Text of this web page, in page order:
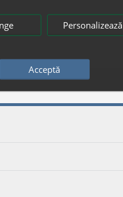
Personalizează
Acceptă